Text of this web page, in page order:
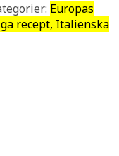
Europas
recept, Italienska